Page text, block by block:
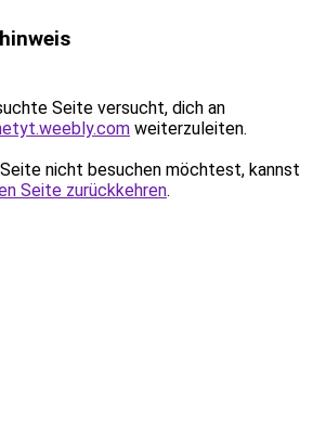
Seite versucht, dich an
weiterzuleiten.
nicht besuchen möchtest, kannst
Seite zurückkehren.